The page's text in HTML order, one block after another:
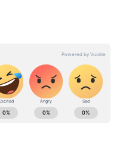
की वृद्धि के साथ
प्रतिशत की वृद्धि के
की गई।